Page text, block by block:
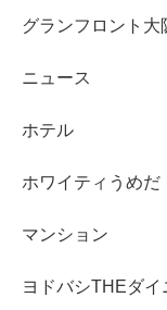
グランフロント大
ニュース
ホテル
ホワイティうめだ
マンション
ヨドバシTHEダイ